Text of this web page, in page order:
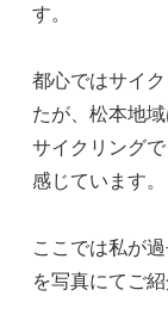
す。
都心ではサイ
たが、松本地
サイクリング
感じています。
ここでは私が
を写真にてご紹